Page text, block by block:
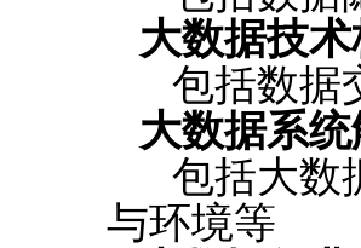
大数据技术
包括数据
大数据系统
包括大数
与环境等